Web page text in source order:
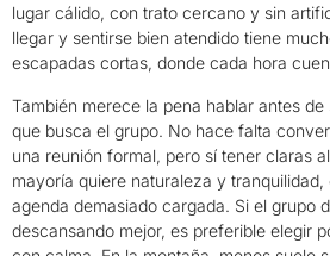
lugar cálido, con trato cercano y sin
llegar y sentirse bien atendido tiene
escapadas cortas, donde cada hora
También merece la pena hablar antes
que busca el grupo. No hace falta
una reunión formal, pero sí tener claras
mayoría quiere naturaleza y
agenda demasiado cargada. Si el grupo
descansando mejor, es preferible elegir